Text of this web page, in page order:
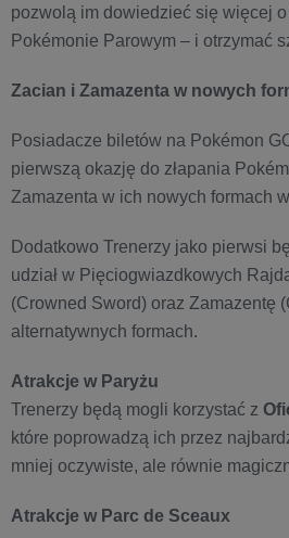
pozwolą im dowiedzieć się więcej
Pokémonie Parowym – i otrzymać
Zacian i Zamazenta w nowych
Posiadacze biletów na Pokémon
pierwszą okazję do złapania
Zamazenta w ich nowych formach
Dodatkowo Trenerzy jako pierwsi
udział w Pięciogwiazdkowych
(Crowned Sword) oraz Zamazentę
alternatywnych formach.
Atrakcje w Paryżu
Trenerzy będą mogli korzystać z
które poprowadzą ich przez
mniej oczywiste, ale równie
Atrakcje w Parc de Sceaux